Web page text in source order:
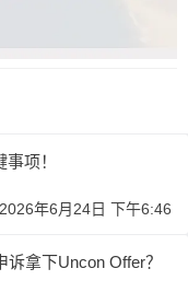
项！
2026年6月24日 下午6:46
拿下Uncon Offer？